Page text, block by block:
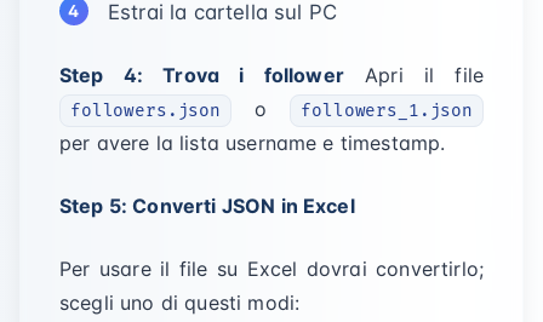
Estrai la cartella sul PC
Step 4: Trova i followerApri il file
followers.json o followers_1.json
per avere la lista username e timestamp.
Step 5: Converti JSON in Excel
Per usare il file su Excel dovrai convertirlo;
scegli uno di questi modi: